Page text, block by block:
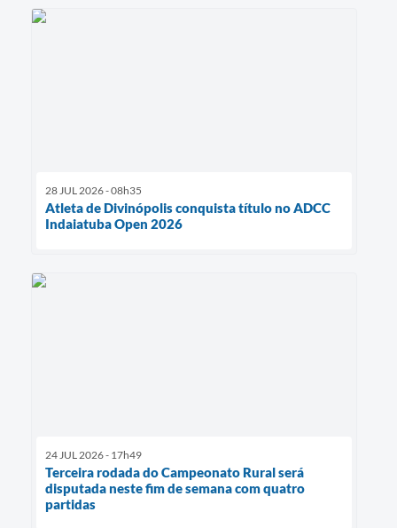
28 JUL 2026 - 08h35
Atleta de Divinópolis conquista título no ADCC
Indaiatuba Open 2026
24 JUL 2026 - 17h49
Terceira rodada do Campeonato Rural será
disputada neste fim de semana com quatro
partidas